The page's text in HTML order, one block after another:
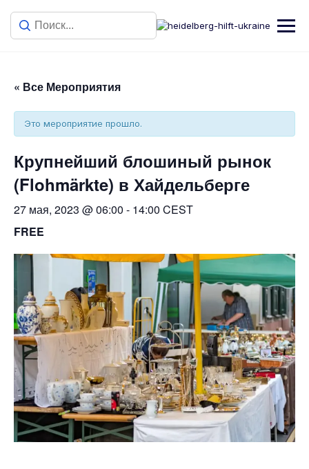
« Все Мероприятия
Это мероприятие прошло.
Крупнейший блошиный рынок
(Flohmärkte) в Хайдельберге
27 мая, 2023 @ 06:00 - 14:00 CEST
FREE